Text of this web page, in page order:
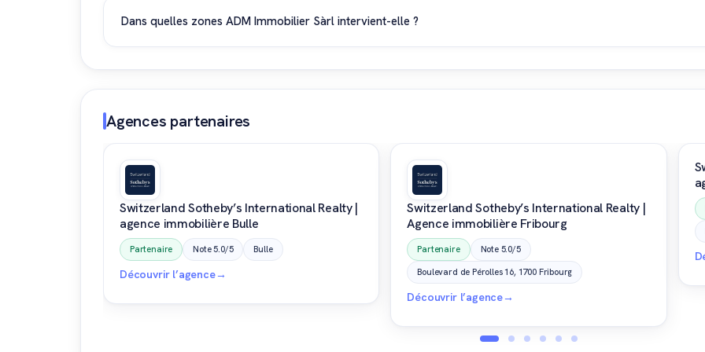
en ligne. L'agence reçoit le public du lundi au vendredi et met à disposition des plages horaires dédiées aux
Dans quelles zones ADM Immobilier Sàrl intervient-elle ?
Agences partenaires
Switzerland Sotheby’s International Realty |
agence immobilière Bulle
Partenaire Note 5.0/5 Bulle
Découvrir l’agence→
Switzerland Sotheby’s International Realty |
Agence immobilière Fribourg
Partenaire Note 5.0/5
Boulevard de Pérolles 16, 1700 Fribourg
Découvrir l’agence→